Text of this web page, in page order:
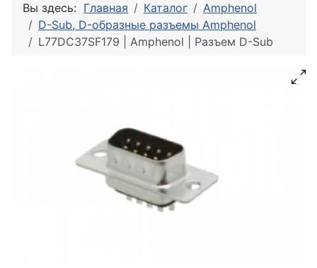
Вы здесь: Главная Каталог
Amphenol
D-Sub, D-образные разъемы Amphenol
L77DC37SF179 | Amphenol | Разъем D-Sub